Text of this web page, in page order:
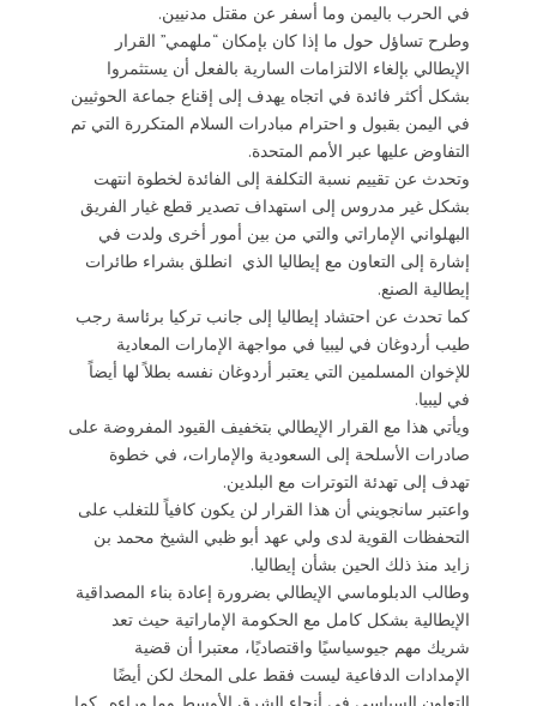
في الحرب باليمن وما أسفر عن مقتل مدنيين.
وطرح تساؤل حول ما إذا كان بإمكان “ملهمي” القرار
الإيطالي بإلغاء الالتزامات السارية بالفعل أن يستثمروا
بشكل أكثر فائدة في اتجاه يهدف إلى إقناع جماعة الحوثيين
في اليمن بقبول و احترام مبادرات السلام المتكررة التي تم
التفاوض عليها عبر الأمم المتحدة.
وتحدث عن تقييم نسبة التكلفة إلى الفائدة لخطوة انتهت
بشكل غير مدروس إلى استهداف تصدير قطع غيار الفريق
البهلواني الإماراتي والتي من بين أمور أخرى ولدت في
إشارة إلى التعاون مع إيطاليا الذي انطلق بشراء طائرات
إيطالية الصنع.
كما تحدث عن احتشاد إيطاليا إلى جانب تركيا برئاسة رجب
طيب أردوغان في ليبيا في مواجهة الإمارات المعادية
للإخوان المسلمين التي يعتبر أردوغان نفسه بطلاً لها أيضاً
في ليبيا.
ويأتي هذا مع القرار الإيطالي بتخفيف القيود المفروضة على
صادرات الأسلحة إلى السعودية والإمارات، في خطوة
تهدف إلى تهدئة التوترات مع البلدين.
واعتبر سانجويني أن هذا القرار لن يكون كافياً للتغلب على
التحفظات القوية لدى ولي عهد أبو ظبي الشيخ محمد بن
زايد منذ ذلك الحين بشأن إيطاليا.
وطالب الدبلوماسي الإيطالي بضرورة إعادة بناء المصداقية
الإيطالية بشكل كامل مع الحكومة الإماراتية حيث تعد
شريك مهم جيوسياسيًا واقتصاديًا، معتبرا أن قضية
الإمدادات الدفاعية ليست فقط على المحك لكن أيضًا